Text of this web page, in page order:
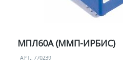
МПЛ60А (ММП-ИРБИС)
АРТ.: 770239